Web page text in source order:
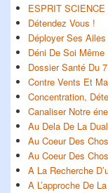
ESPRIT
Détendez Vous !
Déployer Ses Ailes
Déni De Soi Même
Dossier Santé Du
Contre Vents Et
Concentration,
Canaliser Notre
Au Dela De La
Au Coeur Des
Au Coeur Des
A La Recherche
A L’approche De